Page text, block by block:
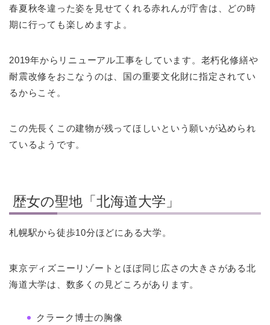
春夏秋冬違った姿を見せてくれる赤れんが庁舎は、どの時
期に行っても楽しめますよ。
2019年からリニューアル工事をしています。老朽化修繕や
耐震改修をおこなうのは、国の重要文化財に指定されてい
るからこそ。
この先長くこの建物が残ってほしいという願いが込められ
ているようです。
歴女の聖地「北海道大学」
札幌駅から徒歩10分ほどにある大学。
東京ディズニーリゾートとほぼ同じ広さの大きさがある北
海道大学は、数多くの見どころがあります。
クラーク博士の胸像